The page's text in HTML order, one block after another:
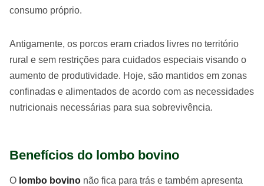
consumo próprio.
Antigamente, os porcos eram criados livres no território
rural e sem restrições para cuidados especiais visando o
aumento de produtividade. Hoje, são mantidos em zonas
confinadas e alimentados de acordo com as necessidades
nutricionais necessárias para sua sobrevivência.
Benefícios do lombo bovino
O lombo bovino não fica para trás e também apresenta